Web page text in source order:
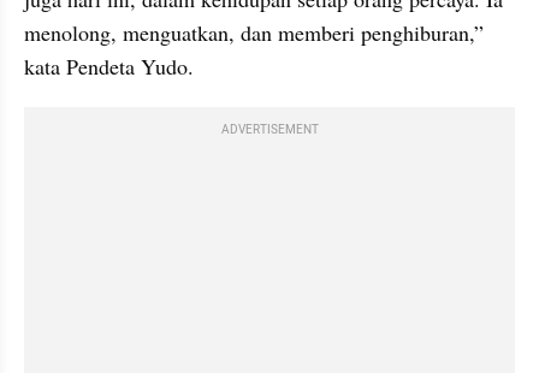
menolong, menguatkan, dan memberi penghiburan,”
kata Pendeta Yudo.
ADVERTISEMENT